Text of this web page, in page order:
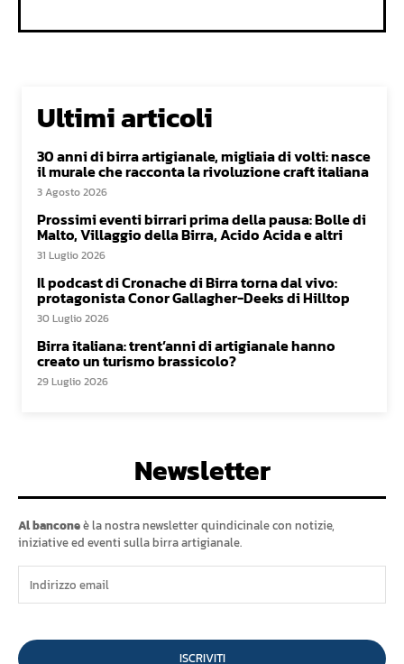
Ultimi articoli
30 anni di birra artigianale, migliaia di volti: nasce
il murale che racconta la rivoluzione craft italiana
3 Agosto 2026
Prossimi eventi birrari prima della pausa: Bolle di
Malto, Villaggio della Birra, Acido Acida e altri
31 Luglio 2026
Il podcast di Cronache di Birra torna dal vivo:
protagonista Conor Gallagher-Deeks di Hilltop
30 Luglio 2026
Birra italiana: trent’anni di artigianale hanno
creato un turismo brassicolo?
29 Luglio 2026
Newsletter
Al banconeè la nostra newsletter quindicinale con notizie,
iniziative ed eventi sulla birra artigianale.
ISCRIVITI